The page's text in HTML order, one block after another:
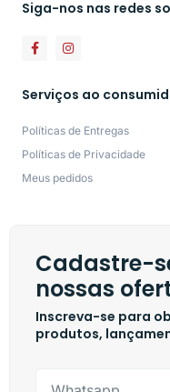
Siga-nos nas redes
Serviços ao
Políticas de Entregas
Políticas de Privacidade
Meus pedidos
Cadastre-
nossas
Inscreva-se para
produtos,